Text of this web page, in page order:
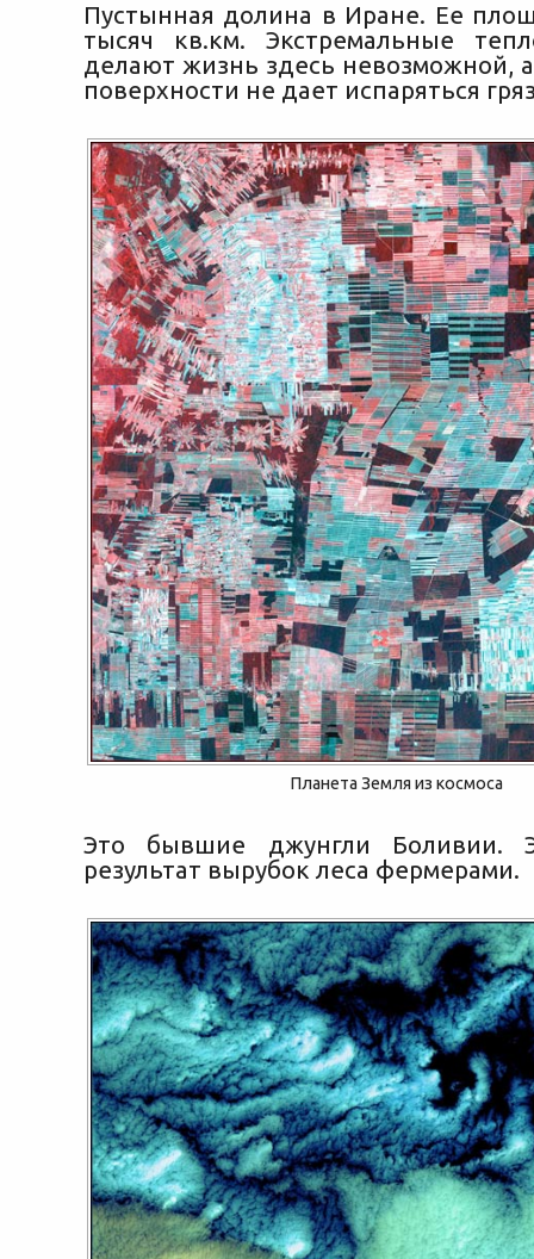
Пустынная долина в Иране. Ее
тысяч кв.км. Экстремальные
делают жизнь здесь невозможной,
поверхности не дает испаряться
Планета Земля из космоса
Это бывшие джунгли Боливии.
результат вырубок леса фермерами.